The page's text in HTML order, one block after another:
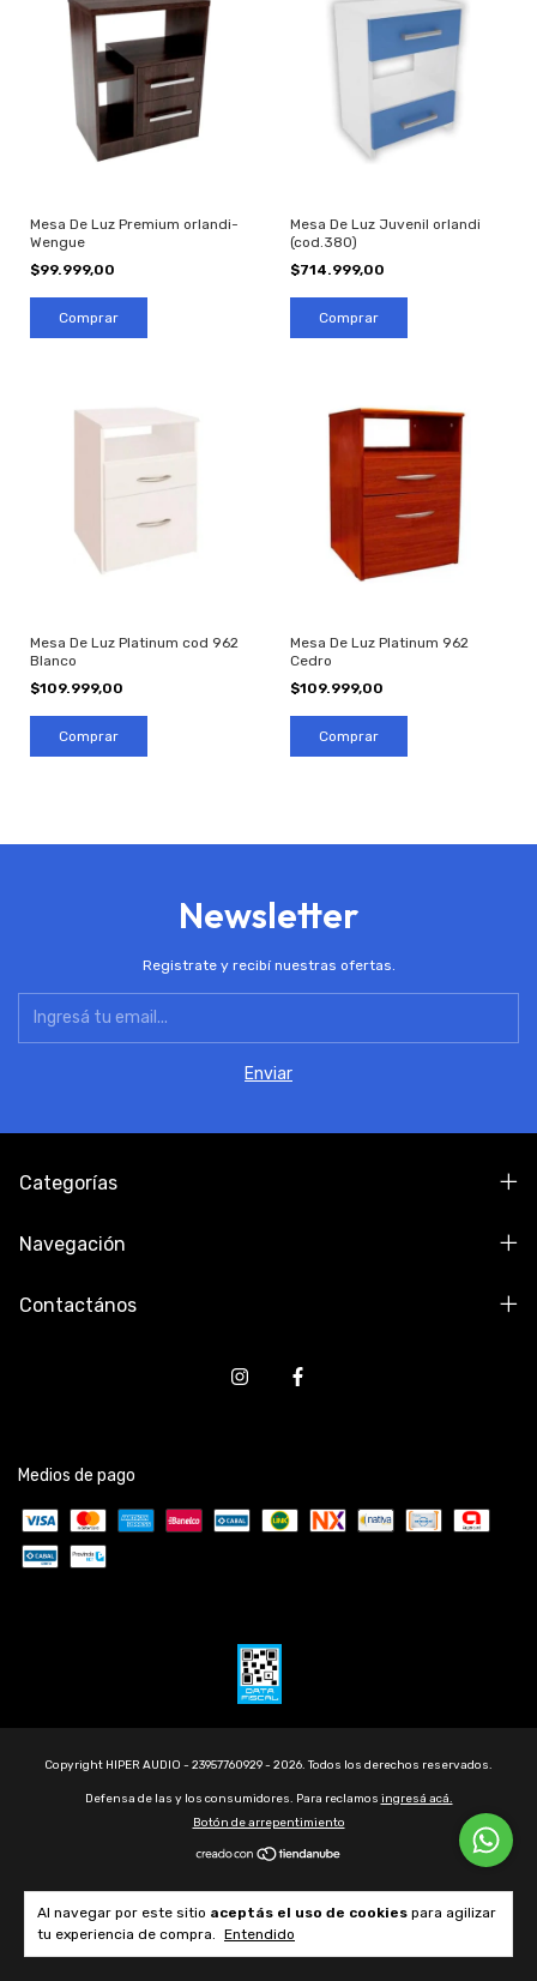
Al navegar por este sitio aceptás el uso de cookies para agilizar
tu experiencia de compra. Entendido
Mesa De Luz Premium orlandi-
Wengue
$99.999,00
Mesa De Luz Juvenil orlandi
(cod.380)
$714.999,00
Mesa De Luz Platinum cod 962
Blanco
$109.999,00
Comprar
Mesa De Luz Platinum 962
Cedro
$109.999,00
Comprar
Newsletter
Registrate y recibí nuestras ofertas.
Categorías
Navegación
Contactános
Medios de pago
Copyright HIPER AUDIO - 23957760929 - 2026. Todos los derechos reservados.
Defensa de las y los consumidores. Para reclamos ingresá acá.
Botón de arrepentimiento